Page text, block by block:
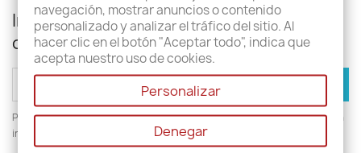
Infórmese de nuestras últimas noticias y
ofertas especiales
Puede darse de baja en cualquier momento. Para ello, consulte nuestra
información de contacto en el aviso legal.
navegación, mostrar anuncios o contenido
personalizado y analizar el tráfico del sitio. Al
hacer clic en el botón "Aceptar todo", indica que
acepta nuestro uso de cookies.
Personalizar
Denegar